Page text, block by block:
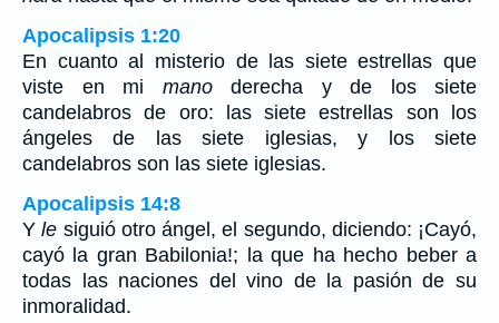
Apocalipsis 1:20
En cuanto al misterio de las siete estrellas que
viste en mi manoderecha y de los siete
candelabros de oro: las siete estrellas son los
ángeles de las siete iglesias, y los siete
candelabros son las siete iglesias.
Apocalipsis 14:8
Yle siguió otro ángel, el segundo, diciendo: ¡Cayó,
cayó la gran Babilonia!; la que ha hecho beber a
todas las naciones del vino de la pasión de su
inmoralidad.